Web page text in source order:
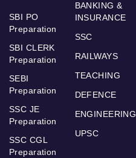
SBI PO
Preparation
SBI CLERK
Preparation
SEBI
Preparation
SSC JE
Preparation
SSC CGL
Preparation
BANKING &
INSURANCE
SSC
RAILWAYS
TEACHING
DEFENCE
ENGINEERING
UPSC